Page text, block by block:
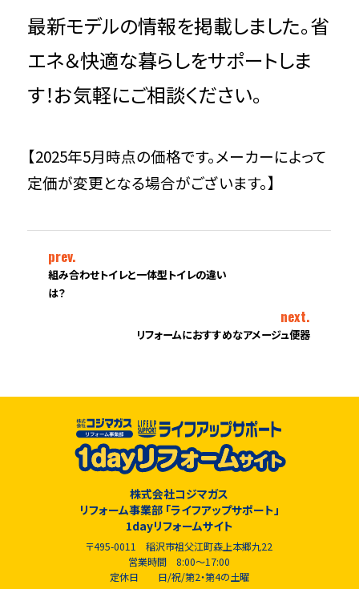
最新モデルの情報を掲載しました。省
エネ＆快適な暮らしをサポートしま
す！お気軽にご相談ください。
【2025年5月時点の価格です。メーカーによって
定価が変更となる場合がございます。】
prev.
組み合わせトイレと一体型トイレの違い
は？
next.
リフォームにおすすめなアメージュ便器
株式会社コジマガス
リフォーム事業部 「ライフアップサポート」
1dayリフォームサイト
〒495-0011 稲沢市祖父江町森上本郷九22
営業時間 8:00～17:00
定休日 日/祝/第2・第4の土曜